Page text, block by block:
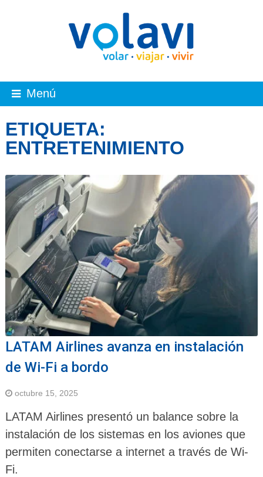
Menú
ETIQUETA:
ENTRETENIMIENTO
LATAM Airlines avanza en instalación
de Wi-Fi a bordo
octubre 15, 2025
LATAM Airlines presentó un balance sobre la
instalación de los sistemas en los aviones que
permiten conectarse a internet a través de Wi-
Fi.